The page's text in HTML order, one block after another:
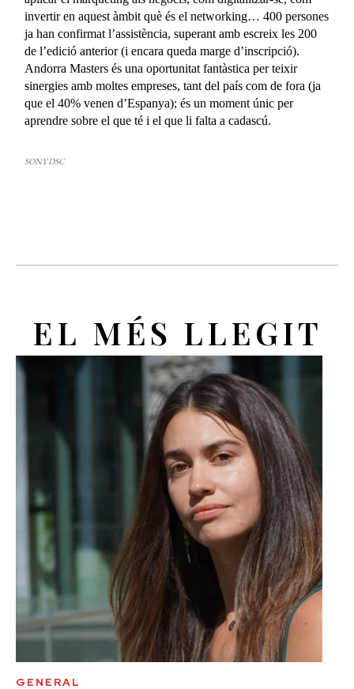
invertir en aquest àmbit què és el networking… 400 persones
ja han confirmat l’assistència, superant amb escreix les 200
de l’edició anterior (i encara queda marge d’inscripció).
Andorra Masters és una oportunitat fantàstica per teixir
sinergies amb moltes empreses, tant del país com de fora (ja
que el 40% venen d’Espanya); és un moment únic per
aprendre sobre el que té i el que li falta a cadascú.
SONY DSC
EL MÉS LLEGIT
GENERAL